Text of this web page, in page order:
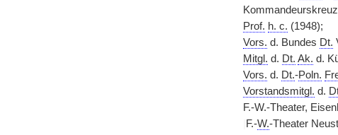
Prof. h. c. (1948);
Vors. d. Bundes Dt.
Mitgl. d. Dt. Ak. d.
Vors. d. Dt.-Poln.
Vorstandsmitgl. d.
F.-W.-Theater,
F.-W.-Theater